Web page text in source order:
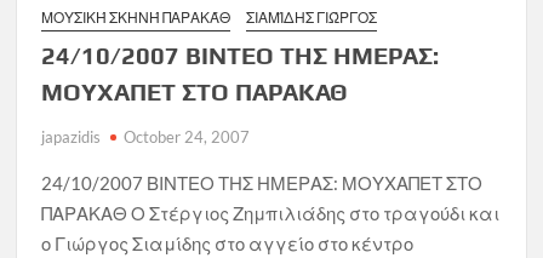
ΜΟΥΣΙΚΉ ΣΚΗΝΉ ΠΑΡΑΚΆΘ
ΣΙΑΜΊΔΗΣ ΓΙΏΡΓΟΣ
24/10/2007 ΒΙΝΤΕΟ ΤΗΣ ΗΜΕΡΑΣ:
ΜΟΥΧΑΠΕΤ ΣΤΟ ΠΑΡΑΚΑΘ
japazidis October 24, 2007
24/10/2007 ΒΙΝΤΕΟ ΤΗΣ ΗΜΕΡΑΣ: ΜΟΥΧΑΠΕΤ ΣΤΟ
ΠΑΡΑΚΑΘ Ο Στέργιος Ζημπιλιάδης στο τραγούδι και
ο Γιώργος Σιαμίδης στο αγγείο στο κέντρο